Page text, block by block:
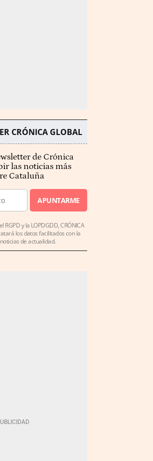
CRÓNICA GLOBAL
de Crónica
las noticias más
Cataluña
APUNTARME
RGPD y la LOPDGDD, CRÓNICA
los datos facilitados con la
de actualidad.